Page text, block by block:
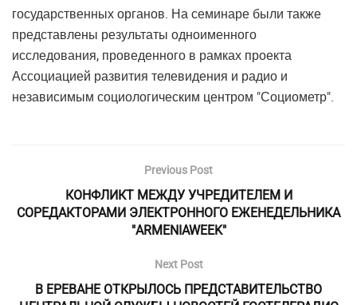
государственных органов. На семинаре были также
представлены результаты одноименного
исследования, проведенного в рамках проекта
Ассоциацией развития телевидения и радио и
независимым социологическим центром "Социометр".
Previous Post
КОНФЛИКТ МЕЖДУ УЧРЕДИТЕЛЕМ И
СОРЕДАКТОРАМИ ЭЛЕКТРОННОГО ЕЖЕНЕДЕЛЬНИКА
"ARMENIAWEEK"
Next Post
В ЕРЕВАНЕ ОТКРЫЛОСЬ ПРЕДСТАВИТЕЛЬСТВО